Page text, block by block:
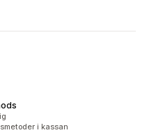
i kassan